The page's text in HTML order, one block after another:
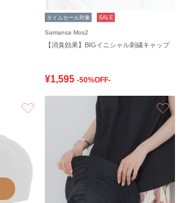
タイムセール対象 SALE
Samansa Mos2
【消臭効果】BIGイニシャル刺繍キャップ
¥1,595 -50%OFF-